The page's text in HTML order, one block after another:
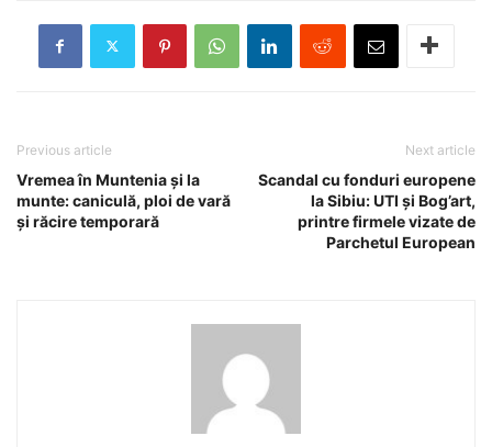
Previous article
Vremea în Muntenia și la
munte: caniculă, ploi de vară
și răcire temporară
Next article
Scandal cu fonduri europene
la Sibiu: UTI și Bog’art,
printre firmele vizate de
Parchetul European